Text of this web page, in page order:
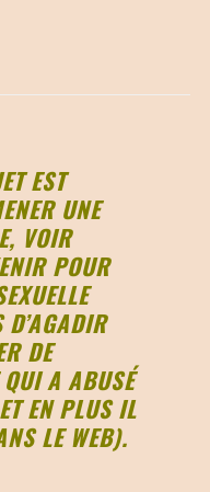
EST
UNE
VOIR
POUR
DE
QUI A ABUSÉ
EN PLUS IL
LE WEB).